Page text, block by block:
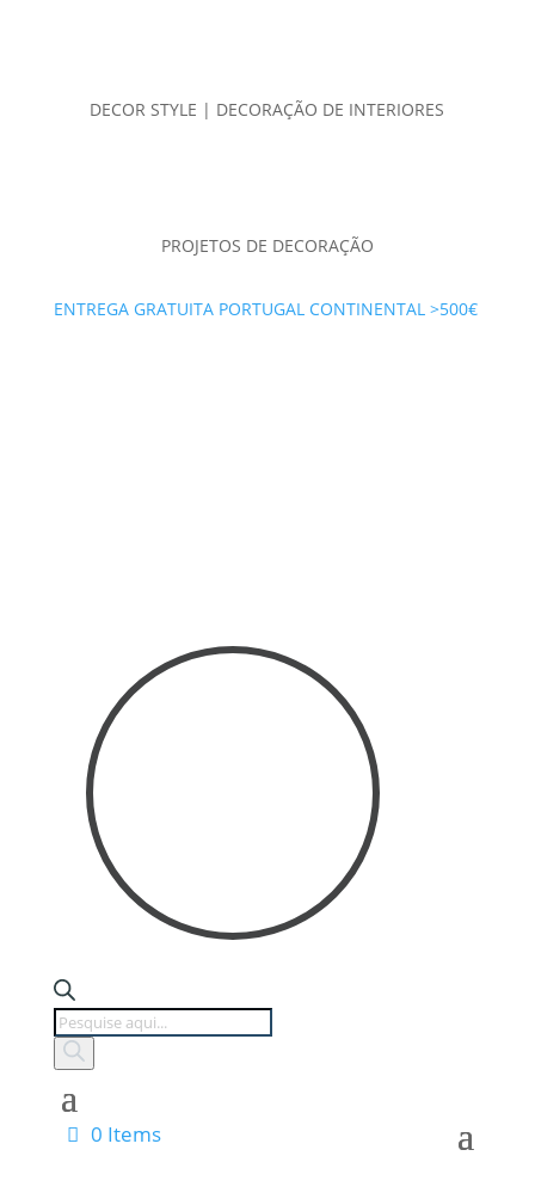
DECOR STYLE | DECORAÇÃO DE INTERIORES
PROJETOS DE DECORAÇÃO
ENTREGA GRATUITA PORTUGAL CONTINENTAL >500€
Products
search
0 Items